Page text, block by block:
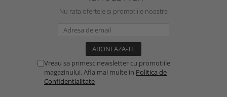
Nu rata ofertele si promotiile noastre
Vreau sa primesc newsletter cu promotiile
magazinului. Afla mai multe in Politica de
Confidentialitate